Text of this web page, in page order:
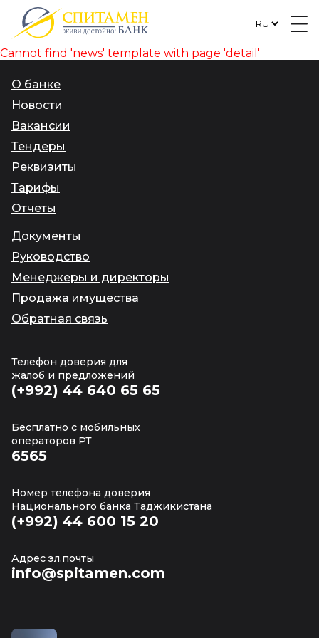
Cannot find 'news' template with page 'detail'
О банке
Новости
Вакансии
Тендеры
Реквизиты
Тарифы
Отчеты
Документы
Руководство
Менеджеры и директоры
Продажа имущества
Обратная связь
Телефон доверия для
жалоб и предложений
(+992) 44 640 65 65
Бесплатно с мобильных
операторов РТ
6565
Номер телефона доверия
Национального банка Таджикистана
(+992) 44 600 15 20
Адрес эл.почты
info@spitamen.com